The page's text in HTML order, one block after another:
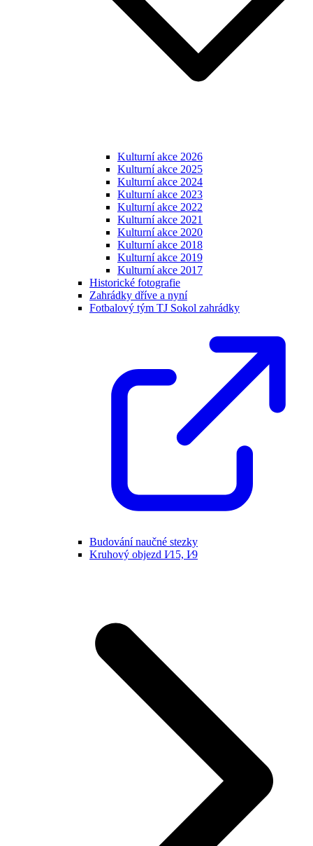
Kulturní akce 2026
Kulturní akce 2025
Kulturní akce 2024
Kulturní akce 2023
Kulturní akce 2022
Kulturní akce 2021
Kulturní akce 2020
Kulturní akce 2018
Kulturní akce 2019
Kulturní akce 2017
Historické fotografie
Zahrádky dříve a nyní
Fotbalový tým TJ Sokol zahrádky
Budování naučné stezky
Kruhový objezd I⁄15, I⁄9